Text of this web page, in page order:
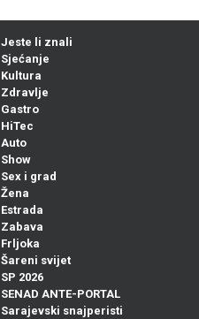
Jeste li znali
Sjećanje
Kultura
Zdravlje
Gastro
HiTec
Auto
Show
Sex i grad
Žena
Estrada
Zabava
Frljoka
Šareni svijet
SP 2026
SENAD ANTE-PORTAL
Sarajevski snajperisti